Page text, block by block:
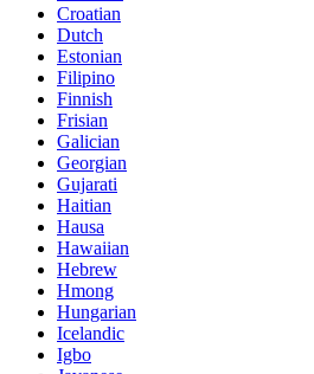
Croatian
Dutch
Estonian
Filipino
Finnish
Frisian
Galician
Georgian
Gujarati
Haitian
Hausa
Hawaiian
Hebrew
Hmong
Hungarian
Icelandic
Igbo